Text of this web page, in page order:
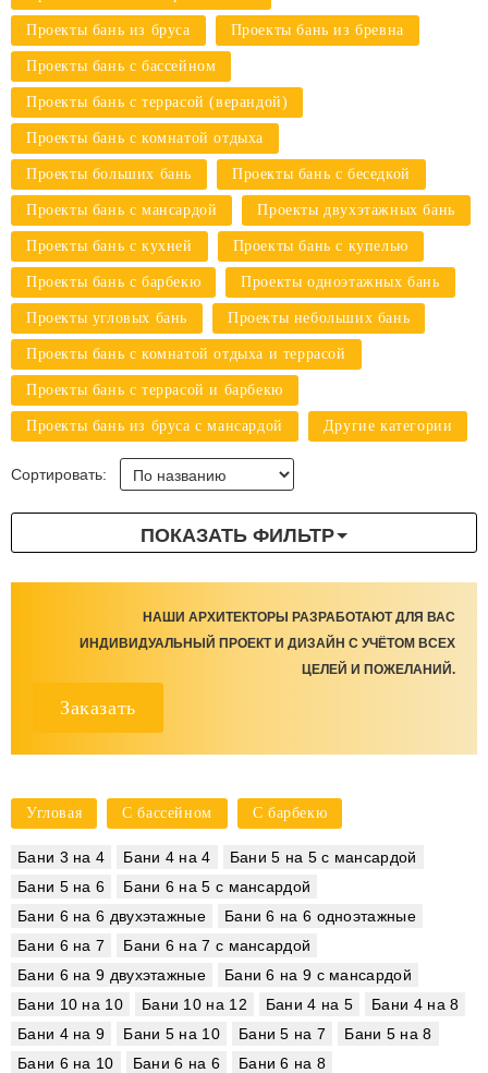
Проекты бань из бруса Проекты бань из бревна
Проекты бань с бассейном
Проекты бань с террасой (верандой)
Проекты бань с комнатой отдыха
Проекты больших бань Проекты бань с беседкой
Проекты бань с мансардой Проекты двухэтажных бань
Проекты бань с кухней Проекты бань с купелью
Проекты бань с барбекю Проекты одноэтажных бань
Проекты угловых бань Проекты небольших бань
Проекты бань с комнатой отдыха и террасой
Проекты бань с террасой и барбекю
Проекты бань из бруса с мансардой Другие категории
Сортировать:
ПОКАЗАТЬ ФИЛЬТР
НАШИ АРХИТЕКТОРЫ РАЗРАБОТАЮТ ДЛЯ ВАС
ИНДИВИДУАЛЬНЫЙ ПРОЕКТ И ДИЗАЙН С УЧЁТОМ ВСЕХ
ЦЕЛЕЙ И ПОЖЕЛАНИЙ.
Заказать
Угловая С бассейном С барбекю
Бани 3 на 4 Бани 4 на 4
Бани 5 на 5 с мансардой
Бани 5 на 6
Бани 6 на 5 с мансардой
Бани 6 на 6 двухэтажные
Бани 6 на 6 одноэтажные
Бани 6 на 7
Бани 6 на 7 с мансардой
Бани 6 на 9 двухэтажные
Бани 6 на 9 с мансардой
Бани 10 на 10
Бани 10 на 12 Бани 4 на 5
Бани 4 на 8
Бани 4 на 9
Бани 5 на 10 Бани 5 на 7
Бани 5 на 8
Бани 6 на 10
Бани 6 на 6
Бани 6 на 8